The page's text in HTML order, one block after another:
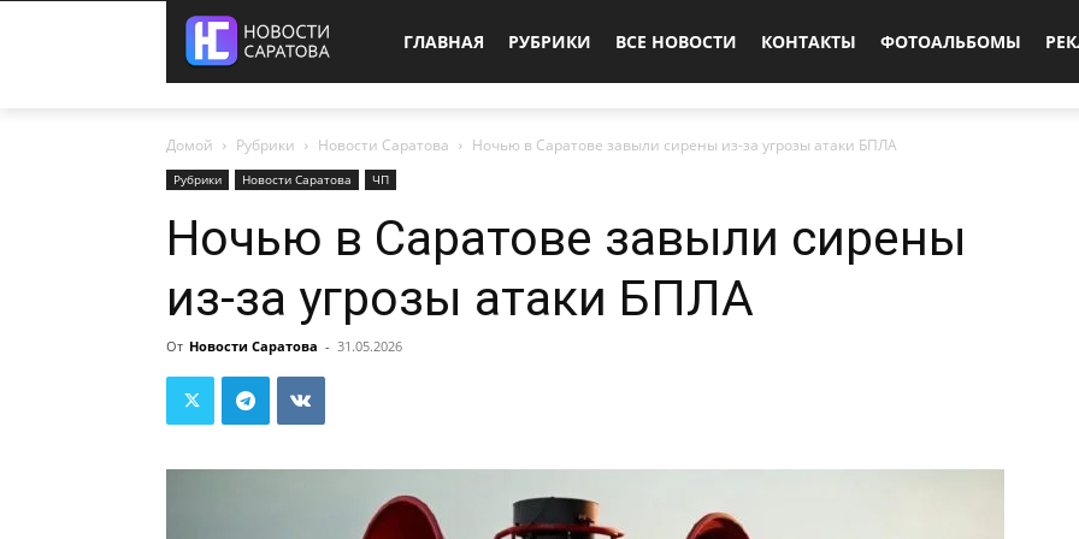
ГЛАВНАЯ РУБРИКИ ВСЕ НОВОСТИ КОНТАКТЫ ФОТОАЛЬБОМЫ
Домой Рубрики Новости Саратова Ночью в Саратове завыли сирены из-за угрозы атаки БПЛА
Рубрики Новости Саратова ЧП
Ночью в Саратове завыли сирены
из-за угрозы атаки БПЛА
От Новости Саратова - 31.05.2026